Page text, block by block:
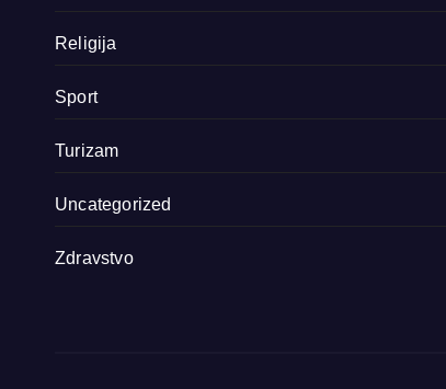
Religija
Sport
Turizam
Uncategorized
Zdravstvo